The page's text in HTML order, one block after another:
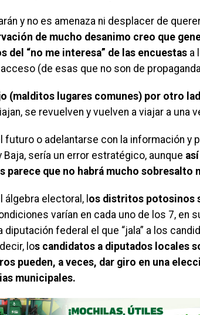
y no es amenaza ni desplacer de
de mucho desanimo creo que
del “no me interesa” de las encuestas a
(de esas que no son de
(malditos lugares comunes) por otro
se revuelven y vuelven a viajar a una
futuro o adelantarse con la información y
Baja, sería un error estratégico, aunque
parece que no habrá mucho sobresalto
álgebra electoral, l os distritos potosinos
varían en cada uno de los 7, en
diputación federal el que “jala” a los
los candidatos a diputados locales
pueden, a veces, dar giro en una
municipales.